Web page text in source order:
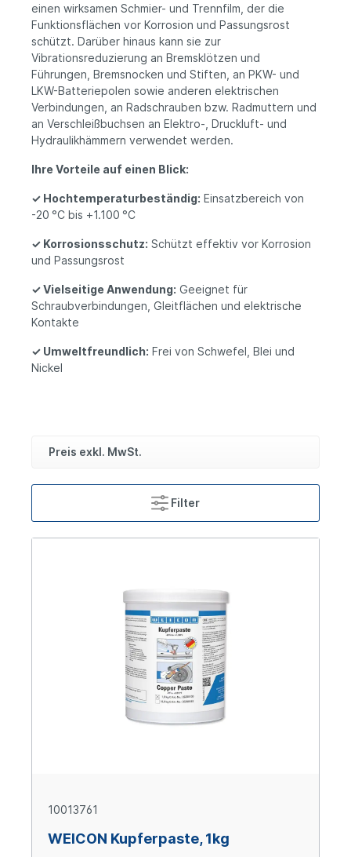
einen wirksamen Schmier- und Trennfilm, der die
Funktionsflächen vor Korrosion und Passungsrost
schützt. Darüber hinaus kann sie zur
Vibrationsreduzierung an Bremsklötzen und
Führungen, Bremsnocken und Stiften, an PKW- und
LKW-Batteriepolen sowie anderen elektrischen
Verbindungen, an Radschrauben bzw. Radmuttern und
an Verschleißbuchsen an Elektro-, Druckluft- und
Hydraulikhämmern verwendet werden.
Ihre Vorteile auf einen Blick:
✓ Hochtemperaturbeständig: Einsatzbereich von
-20 °C bis +1.100 °C
✓ Korrosionsschutz: Schützt effektiv vor Korrosion
und Passungsrost
✓Vielseitige Anwendung: Geeignet für
Schraubverbindungen, Gleitflächen und elektrische
Kontakte
✓ Umweltfreundlich: Frei von Schwefel, Blei und
Nickel
Preis exkl. MwSt.
Filter
10013761
WEICON Kupferpaste, 1kg